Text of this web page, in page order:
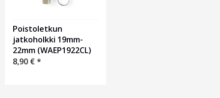
Poistoletkun
jatkoholkki 19mm-
22mm (WAEP1922CL)
8,90 €*